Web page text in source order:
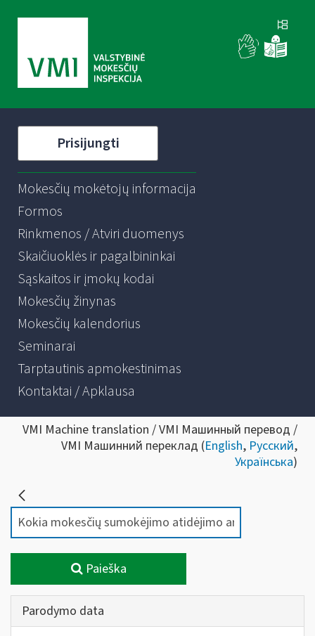
Prisijungti
Mokesčių mokėtojų informacija
Formos
Rinkmenos / Atviri duomenys
Skaičiuoklės ir pagalbininkai
Sąskaitos ir įmokų kodai
Mokesčių žinynas
Mokesčių kalendorius
Seminarai
Tarptautinis apmokestinimas
Kontaktai / Apklausa
VMI Machine translation / VMI Машинный перевод /
VMI Машинний переклад (English, Русский,
Українська)
Paieška
Parodymo data